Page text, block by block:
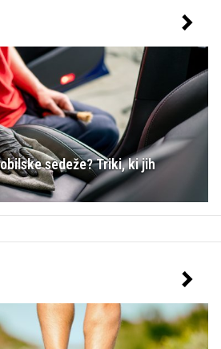
sedeže? Triki, ki jih